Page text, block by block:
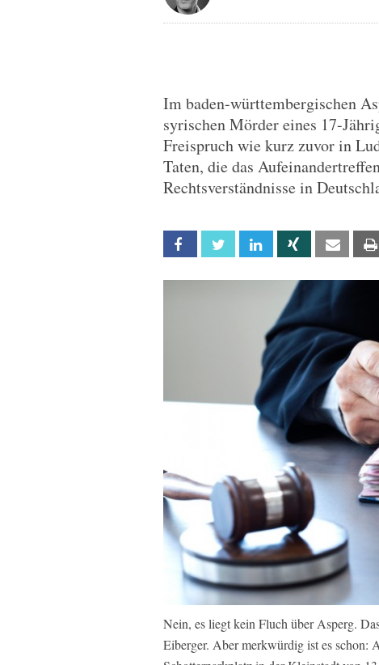
Im baden-württembergischen
syrischen Mörder eines 17-
Freispruch wie kurz zuvor in
Taten, die das
Rechtsverständnisse in
Facebook Twitter Linkedin Xing Email
Nein, es liegt kein Fluch über Asperg.
Eiberger. Aber merkwürdig ist es schon: